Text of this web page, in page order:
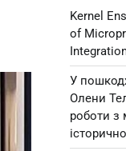
Kernel
of
У
Олени
роботи з